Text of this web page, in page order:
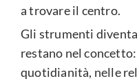
a trovare il centro.
Gli strumenti
restano nel
quotidianità, nelle